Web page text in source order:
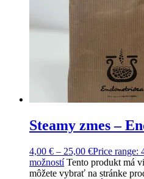
Steamy zmes –
4,00 € – 25,00 €Price range:
možností Tento produkt má
môžete vybrať na stránke